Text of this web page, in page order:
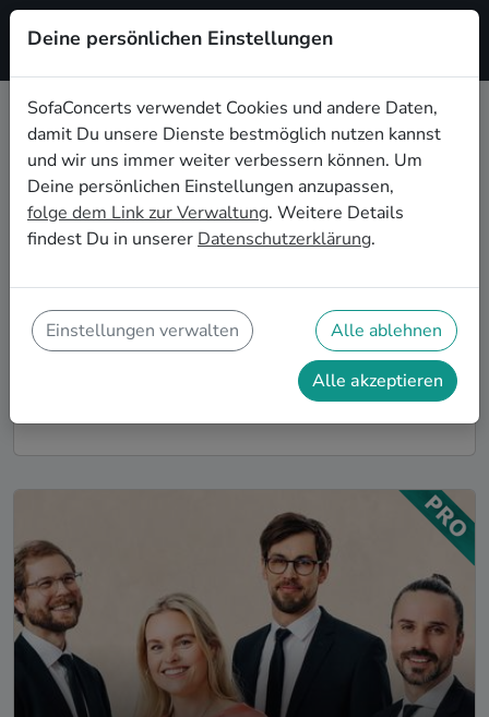
Registrieren
Jazz Live-Musik für den
Sektempfang in Bottrop
Ihr seid auf der Suche nach musikalischer
Untermalung für den Sektempfang eurer Hochzeit in
Singer-Songwriter*innen und stimmungsvolle Bands,
die eure Feierlichkeiten und den Hochzeits-
Sektempfang in Bottrop perfekt abrunden.
So funktioniert's!
Deine persönlichen Einstellungen
SofaConcerts verwendet Cookies und andere Daten,
damit Du unsere Dienste bestmöglich nutzen kannst
und wir uns immer weiter verbessern können. Um
Deine persönlichen Einstellungen anzupassen,
folge dem Link zur Verwaltung. Weitere Details
findest Du in unserer Datenschutzerklärung.
Einstellungen verwalten Alle ablehnen
Alle akzeptieren